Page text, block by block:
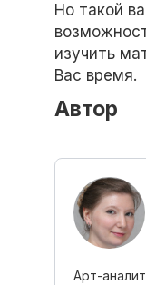
Но такой
изучить
Вас время.
Автор
Арт-